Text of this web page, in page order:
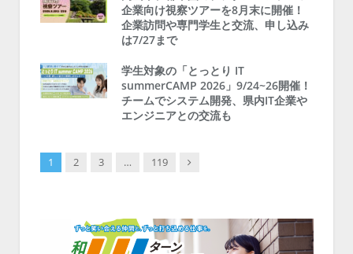
企業向け視察ツアーを8月末に開催！
企業訪問や専門学生と交流、申し込み
は7/27まで
学生対象の「とっとり IT
summerCAMP 2026」9/24~26開催！
チームでシステム開発、県内IT企業や
エンジニアとの交流も
1 2 3 … 119 Next